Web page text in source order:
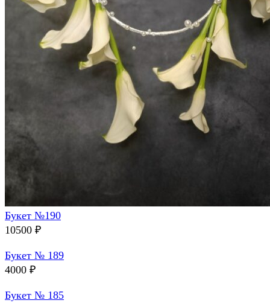
Букет №190
10500 ₽
Букет № 189
4000 ₽
Букет № 185